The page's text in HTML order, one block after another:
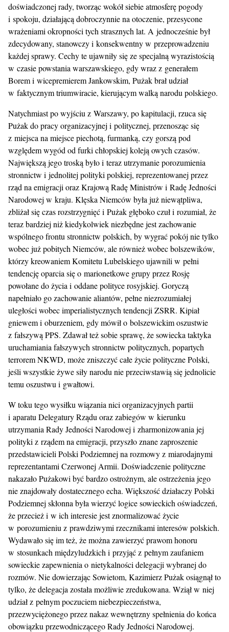
doświadczonej rady, tworząc wokół siebie atmosferę pogody
i spokoju, działającą dobroczynnie na otoczenie, przesycone
wrażeniami okropności tych strasznych lat. A jednocześnie był
zdecydowany, stanowczy i konsekwentny w przeprowadzeniu
każdej sprawy. Cechy te ujawniły się ze specjalną wyrazistością
w czasie powstania warszawskiego, gdy wraz z generałem
Borem i wicepremierem Jankowskim, Pużak brał udział
w faktycznym triumwiracie, kierującym walką narodu polskiego.
Natychmiast po wyjściu z Warszawy, po kapitulacji, rzuca się
Pużak do pracy organizacyjnej i politycznej, przenosząc się
z miejsca na miejsce piechotą, furmanką, czy gorszą pod
względem wygód od furki chłopskiej koleją owych czasów.
Największą jego troską było i teraz utrzymanie porozumienia
stronnictw i jednolitej polityki polskiej, reprezentowanej przez
rząd na emigracji oraz Krajową Radę Ministrów i Radę Jedności
Narodowej w kraju. Klęska Niemców była już niewątpliwa,
zbliżał się czas rozstrzygnięć i Pużak głęboko czuł i rozumiał, że
teraz bardziej niż kiedykolwiek niezbędne jest zachowanie
wspólnego frontu stronnictw polskich, by wygrać pokój nie tylko
wobec już pobitych Niemców, ale również wobec bolszewików,
którzy kreowaniem Komitetu Lubelskiego ujawnili w pełni
tendencję oparcia się o marionetkowe grupy przez Rosję
powołane do życia i oddane polityce rosyjskiej. Goryczą
napełniało go zachowanie aliantów, pełne niezrozumiałej
uległości wobec imperialistycznych tendencji ZSRR. Kipiał
gniewem i oburzeniem, gdy mówił o bolszewickim oszustwie
z fałszywą PPS. Zdawał też sobie sprawę, że sowiecka taktyka
uruchamiania fałszywych stronnictw politycznych, popartych
terrorem NKWD, może zniszczyć całe życie polityczne Polski,
jeśli wszystkie żywe siły narodu nie przeciwstawią się jednolicie
temu oszustwu i gwałtowi.
W toku tego wysiłku wiązania nici organizacyjnych partii
i aparatu Delegatury Rządu oraz zabiegów w kierunku
utrzymania Rady Jedności Narodowej i zharmonizowania jej
polityki z rządem na emigracji, przyszło znane zaproszenie
przedstawicieli Polski Podziemnej na rozmowy z miarodajnymi
reprezentantami Czerwonej Armii. Doświadczenie polityczne
nakazało Pużakowi być bardzo ostrożnym, ale ostrzeżenia jego
nie znajdowały dostatecznego echa. Większość działaczy Polski
Podziemnej skłonna była wierzyć logice sowieckich oświadczeń,
że przecież i w ich interesie jest znormalizować życie
w porozumieniu z prawdziwymi rzecznikami interesów polskich.
Wydawało się im też, że można zawierzyć prawom honoru
w stosunkach międzyludzkich i przyjąć z pełnym zaufaniem
sowieckie zapewnienia o nietykalności delegacji wybranej do
rozmów. Nie dowierzając Sowietom, Kazimierz Pużak osiągnął to
tylko, że delegacja została możliwie zredukowana. Wziął w niej
udział z pełnym poczuciem niebezpieczeństwa,
przezwyciężonego przez nakaz wewnętrzny spełnienia do końca
obowiązku przewodniczącego Rady Jedności Narodowej.